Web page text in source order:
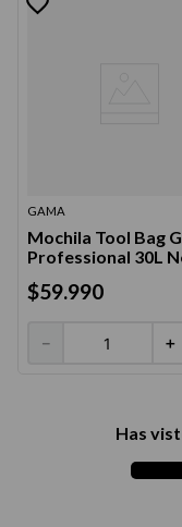
GAMA
Mochila Tool Bag
Professional 30L
$59.990
＋
－
Has